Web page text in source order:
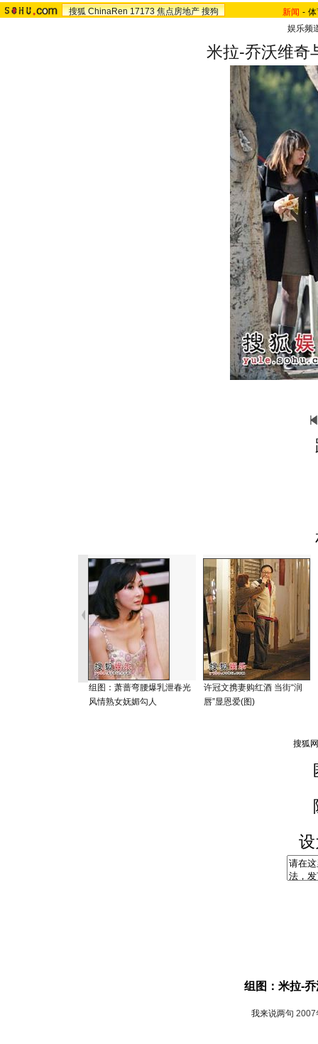
搜狐 ChinaRen 17173 焦点房地产 搜狗 新闻 -
娱乐频
米拉-乔沃维奇
组图：萧蔷弯腰爆乳泄春光
风情熟女妩媚勾人
许冠文携妻购红酒 当街“润
唇”显恩爱(图)
组图：米拉-
我来说两句 2007